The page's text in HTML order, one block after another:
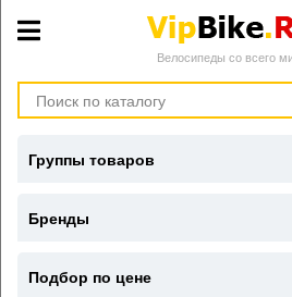
Велосипеды со всего
Группы товаров
Бренды
Подбор по цене